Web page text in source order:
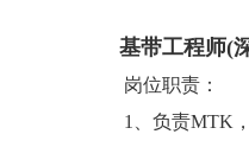
基带工程师(
岗位职责：
1、负责MTK，